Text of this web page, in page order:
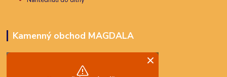
Kamenný obchod MAGDALA